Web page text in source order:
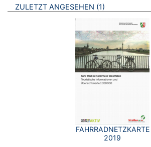
ZULETZT ANGESEHEN 1 BROSCHÜREN
FAHRRADNETZKARTE
2019